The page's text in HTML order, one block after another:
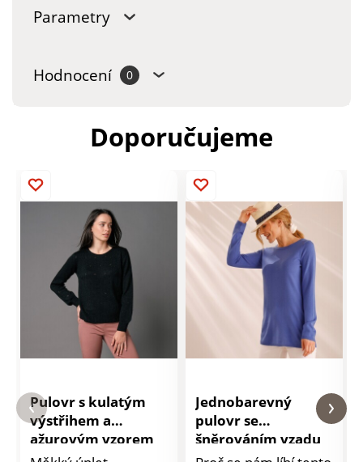
Parametry
Hodnocení 0
Doporučujeme
Pulovr s kulatým
výstřihem a
ažurovým vzorem
Jednobarevný
pulovr se
šněrováním vzadu